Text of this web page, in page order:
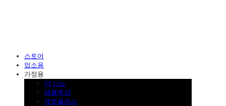
스토어
업소용
가정용
더 나노
레볼루션
제로플러스